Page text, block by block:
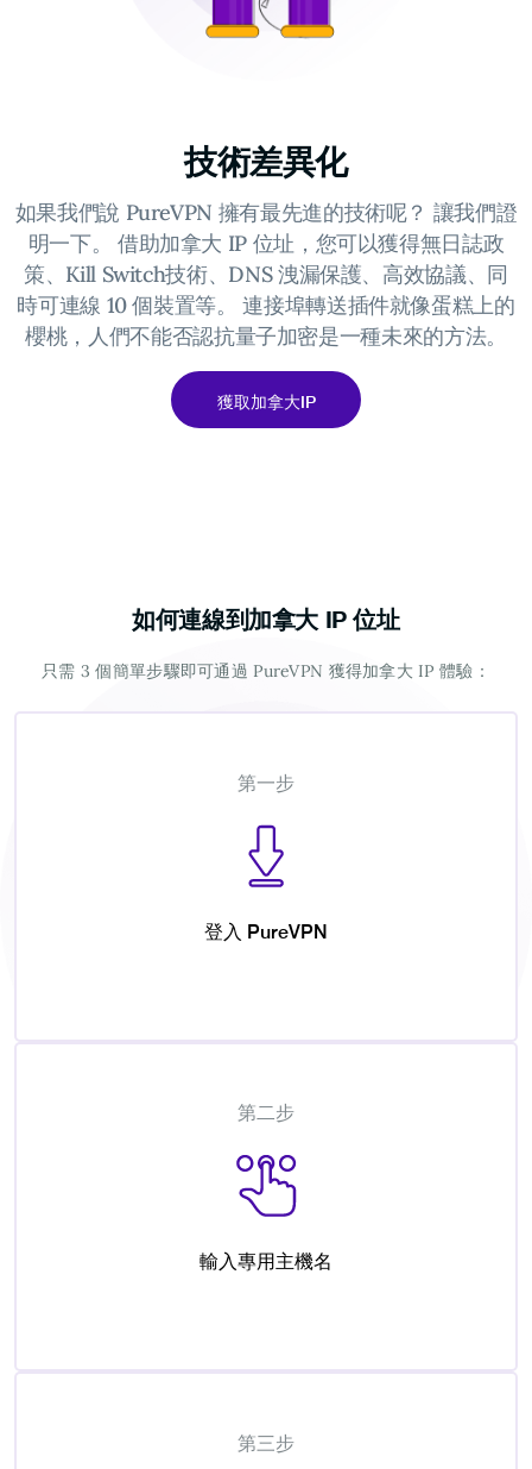
技術差異化
如果我們說 PureVPN 擁有最先進的技術呢？ 讓我們證
明一下。 借助加拿大 IP 位址，您可以獲得無日誌政
策、Kill Switch技術、DNS 洩漏保護、高效協議、同
時可連線 10 個裝置等。 連接埠轉送插件就像蛋糕上的
櫻桃，人們不能否認抗量子加密是一種未來的方法。
獲取加拿大IP
如何連線到加拿大 IP 位址
只需 3 個簡單步驟即可通過 PureVPN 獲得加拿大 IP 體驗：
第一步
登入 PureVPN
第二步
輸入專用主機名
第三步